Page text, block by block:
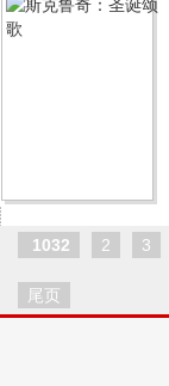
1032 2 3
尾页